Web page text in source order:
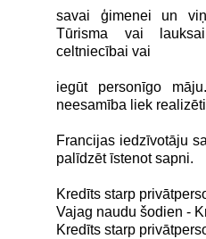
savai ģimenei un
Tūrisma vai
celtniecībai vai
iegūt personīgo
neesamība liek
Francijas iedzīvotāju
palīdzēt īstenot sapni.
Kredīts starp
Vajag naudu šodien -
Kredīts starp